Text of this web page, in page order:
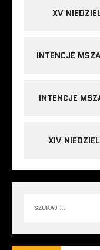
XV
INTENCJE
INTENCJE
XIV